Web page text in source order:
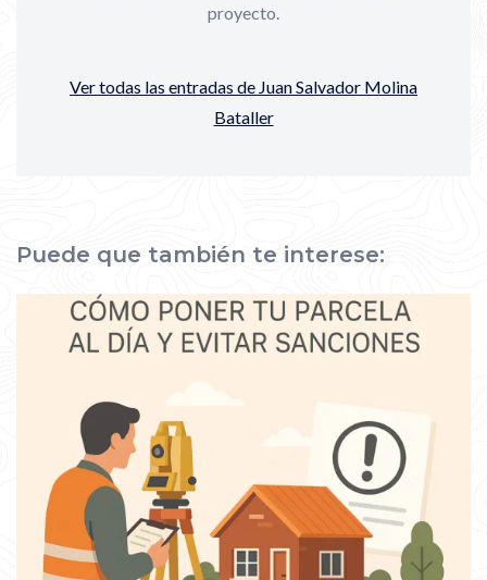
proyecto.
Ver todas las entradas de Juan Salvador Molina
Bataller
Puede que también te interese: